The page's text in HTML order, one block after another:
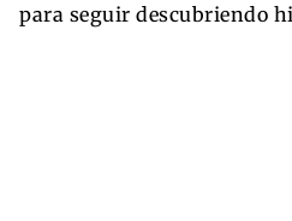
para seguir descubriendo